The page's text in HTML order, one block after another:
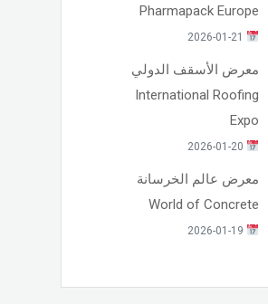
Pharmapack Europe
معرض الأسقف الدولي
International Roofing
Expo
معرض عالم الخرسانة
World of Concrete